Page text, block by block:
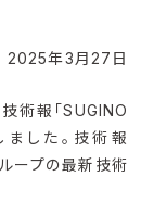
2025年3月27日
術報「SUGINO
した。技術報
ープの最新技術